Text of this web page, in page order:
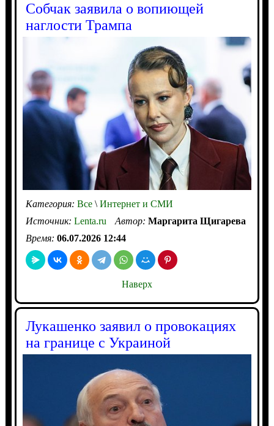
Собчак заявила о вопиющей
наглости Трампа
Категория: Все\Интернет и СМИ
Источник: Lenta.ru Автор: Маргарита Щигарева
Время: 06.07.2026 12:44
Наверх
Лукашенко заявил о провокациях
на границе с Украиной